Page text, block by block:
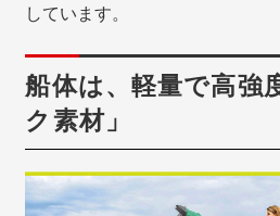
しています。
船体は、軽量で高強
ク素材」